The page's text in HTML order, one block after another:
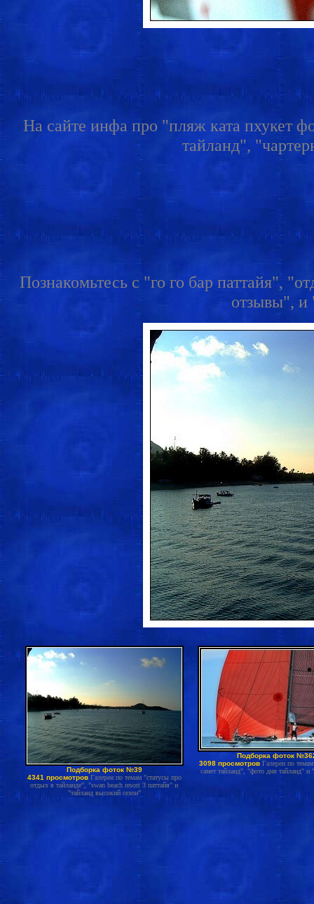
На сайте инфа про "пляж ката пхукет
тайланд",
Познакомьтесь с "го го бар паттайя",
отзывы", и
Подборка фоток №39
4341 просмотров Галереи по темам "статусы про
отдых в тайланде", "swan beach resort 3 паттайя" и
"тайланд высокий сезон"
Подборка фоток
3098 просмотров Галереи по
самет тайланд", "фото дня тайланд" и